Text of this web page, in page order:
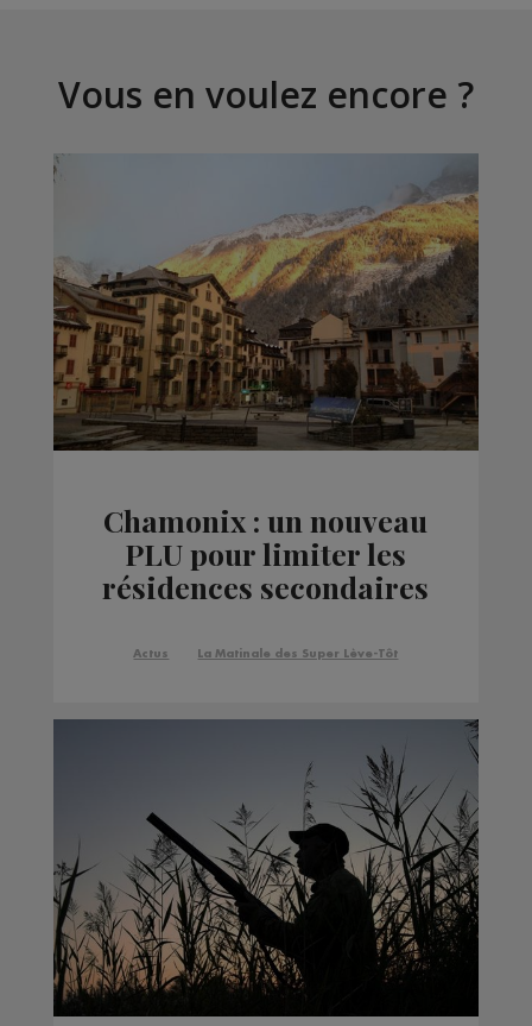
Vous en voulez encore ?
Chamonix : un nouveau
PLU pour limiter les
résidences secondaires
Actus La Matinale des Super Lève-Tôt